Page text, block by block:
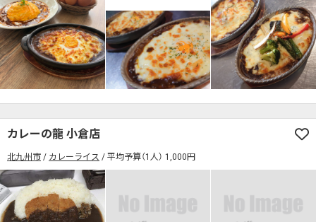
カレーの龍 小倉店
北九州市 カレーライス 平均予算（1人） 1,000円